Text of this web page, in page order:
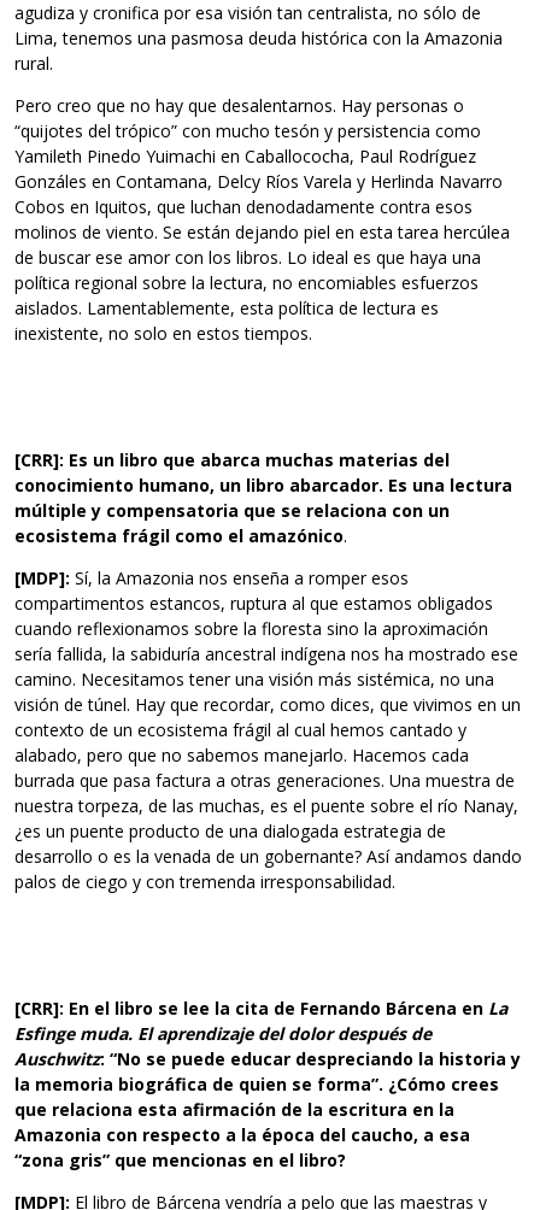
agudiza y cronifica por esa visión tan centralista, no sólo de
Lima, tenemos una pasmosa deuda histórica con la Amazonia
rural.
Pero creo que no hay que desalentarnos. Hay personas o
“quijotes del trópico” con mucho tesón y persistencia como
Yamileth Pinedo Yuimachi en Caballococha, Paul Rodríguez
Gonzáles en Contamana, Delcy Ríos Varela y Herlinda Navarro
Cobos en Iquitos, que luchan denodadamente contra esos
molinos de viento. Se están dejando piel en esta tarea hercúlea
de buscar ese amor con los libros. Lo ideal es que haya una
política regional sobre la lectura, no encomiables esfuerzos
aislados. Lamentablemente, esta política de lectura es
inexistente, no solo en estos tiempos.
[CRR]: Es un libro que abarca muchas materias del
conocimiento humano, un libro abarcador. Es una lectura
múltiple y compensatoria que se relaciona con un
ecosistema frágil como el amazónico.
[MDP]: Sí, la Amazonia nos enseña a romper esos
compartimentos estancos, ruptura al que estamos obligados
cuando reflexionamos sobre la floresta sino la aproximación
sería fallida, la sabiduría ancestral indígena nos ha mostrado ese
camino. Necesitamos tener una visión más sistémica, no una
visión de túnel. Hay que recordar, como dices, que vivimos en un
contexto de un ecosistema frágil al cual hemos cantado y
alabado, pero que no sabemos manejarlo. Hacemos cada
burrada que pasa factura a otras generaciones. Una muestra de
nuestra torpeza, de las muchas, es el puente sobre el río Nanay,
¿es un puente producto de una dialogada estrategia de
desarrollo o es la venada de un gobernante? Así andamos dando
palos de ciego y con tremenda irresponsabilidad.
[CRR]: En el libro se lee la cita de Fernando Bárcena en La
Esfinge muda. El aprendizaje del dolor después de
Auschwitz: “No se puede educar despreciando la historia y
la memoria biográfica de quien se forma”. ¿Cómo crees
que relaciona esta afirmación de la escritura en la
Amazonia con respecto a la época del caucho, a esa
“zona gris” que mencionas en el libro?
[MDP]: El libro de Bárcena vendría a pelo que las maestras y